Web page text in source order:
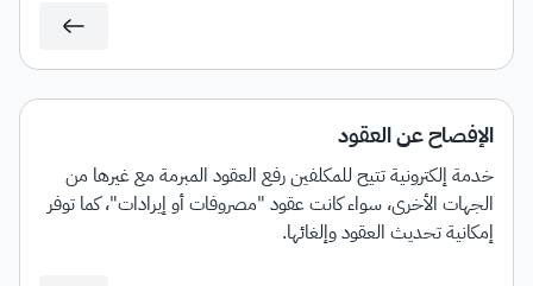
الإفصاح عن العقود
خدمة إلكترونية تتيح للمكلفين رفع العقود المبرمة مع غيرها من
الجهات الأخرى، سواء كانت عقود "مصروفات أو إيرادات"، كما توفر
إمكانية تحديث العقود وإلغائها.